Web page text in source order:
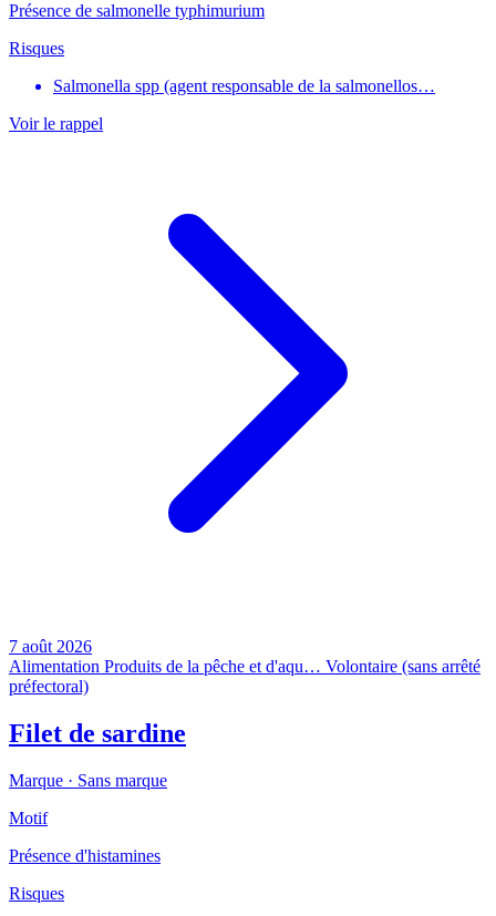
Présence de salmonelle typhimurium
Risques
Salmonella spp (agent responsable de la salmonellos…
Voir le rappel
7 août 2026
Alimentation Produits de la pêche et d'aqu… Volontaire (sans arrêté
préfectoral)
Filet de sardine
Marque · Sans marque
Motif
Présence d'histamines
Risques